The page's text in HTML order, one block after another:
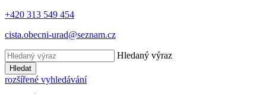
+420 313 549 454
cista.obecni-urad@seznam.cz
Hledaný výraz
Hledat
rozšířené vyhledávání